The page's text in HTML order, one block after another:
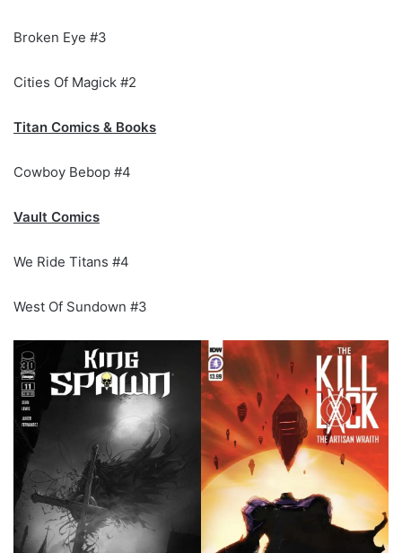
Broken Eye #3
Cities Of Magick #2
Titan Comics & Books
Cowboy Bebop #4
Vault Comics
We Ride Titans #4
West Of Sundown #3